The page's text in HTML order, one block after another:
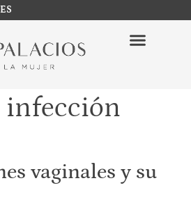
infección
vaginales y su